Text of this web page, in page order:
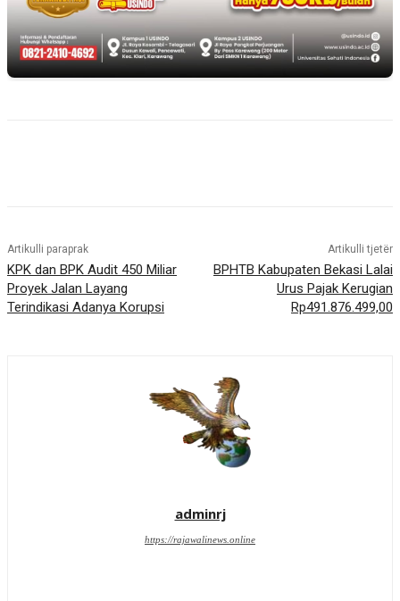
Artikulli paraprak
KPK dan BPK Audit 450 Miliar
Proyek Jalan Layang
Terindikasi Adanya Korupsi
Artikulli tjetër
BPHTB Kabupaten Bekasi Lalai
Urus Pajak Kerugian
Rp491.876.499,00
adminrj
https://rajawalinews.online